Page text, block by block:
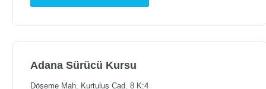
Adana Sürücü Kursu
Döşeme Mah. Kurtuluş Cad. 8 K:4